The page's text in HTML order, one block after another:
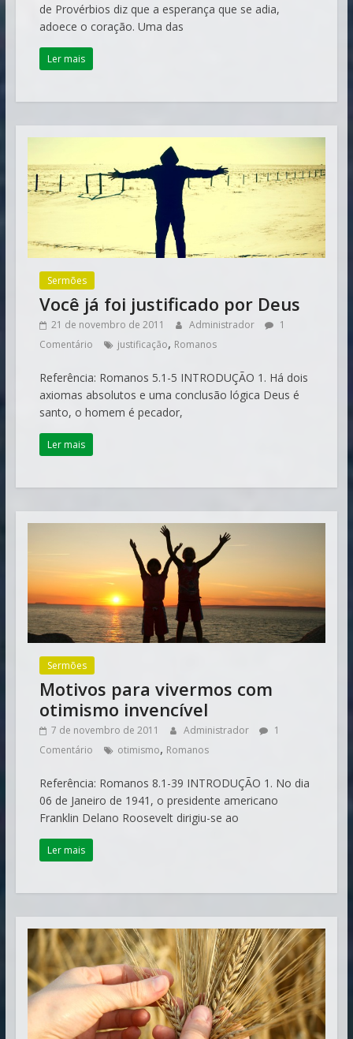
de Provérbios diz que a esperança que se adia,
adoece o coração. Uma das
Ler mais
Sermões
Você já foi justificado por Deus
21 de novembro de 2011 Administrador
1
Comentário
justificação, Romanos
Referência: Romanos 5.1-5 INTRODUÇÃO 1. Há dois
axiomas absolutos e uma conclusão lógica Deus é
santo, o homem é pecador,
Ler mais
Sermões
Motivos para vivermos com
otimismo invencível
7 de novembro de 2011 Administrador
1
Comentário
otimismo, Romanos
Referência: Romanos 8.1-39 INTRODUÇÃO 1. No dia
06 de Janeiro de 1941, o presidente americano
Franklin Delano Roosevelt dirigiu-se ao
Ler mais